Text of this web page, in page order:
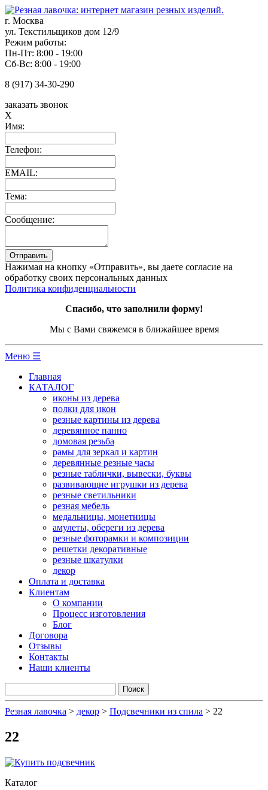
г. Москва
ул. Текстильщиков дом 12/9
Режим работы:
Пн-Пт: 8:00 - 19:00
Сб-Вс: 8:00 - 19:00
8 (917) 34-30-290
заказать звонок
X
Имя:
Телефон:
EMAIL:
Тема:
Сообщение:
Нажимая на кнопку «Отправить», вы даете согласие на
обработку своих персональных данных
Политика конфиденциальности
Спасибо, что заполнили форму!
Мы с Вами свяжемся в ближайшее время
Меню ☰
Главная
КАТАЛОГ
иконы из дерева
полки для икон
резные картины из дерева
деревянное панно
домовая резьба
рамы для зеркал и картин
деревянные резные часы
резные таблички, вывески, буквы
развивающие игрушки из дерева
резные светильники
резная мебель
медальницы, монетницы
амулеты, обереги из дерева
резные фоторамки и композиции
решетки декоративные
резные шкатулки
декор
Оплата и доставка
Клиентам
О компании
Процесс изготовления
Блог
Договора
Отзывы
Контакты
Наши клиенты
Резная лавочка > декор > Подсвечники из спила > 22
22
Каталог